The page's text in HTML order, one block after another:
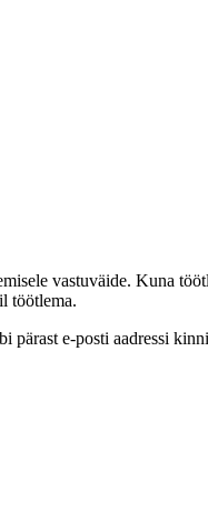
vastuväide. Kuna
töötlema.
pärast e-posti aadressi